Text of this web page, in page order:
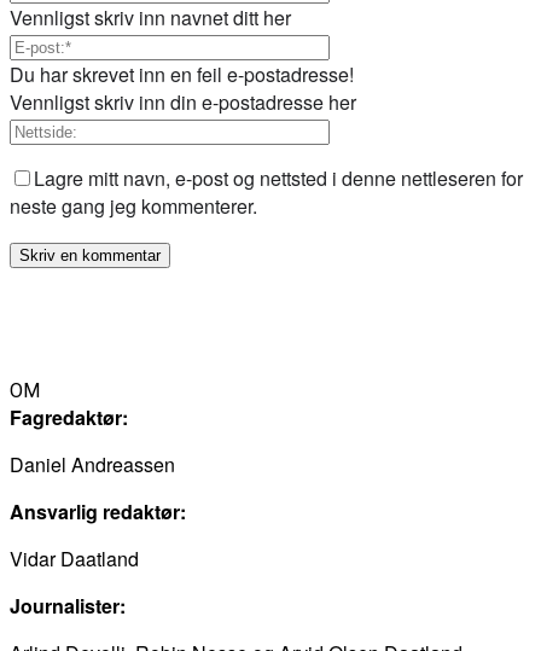
Vennligst skriv inn navnet ditt her
Du har skrevet inn en feil e-postadresse!
Vennligst skriv inn din e-postadresse her
Lagre mitt navn, e-post og nettsted i denne nettleseren for
neste gang jeg kommenterer.
OM
Fagredaktør:
Daniel Andreassen
Ansvarlig redaktør:
Vidar Daatland
Journalister: